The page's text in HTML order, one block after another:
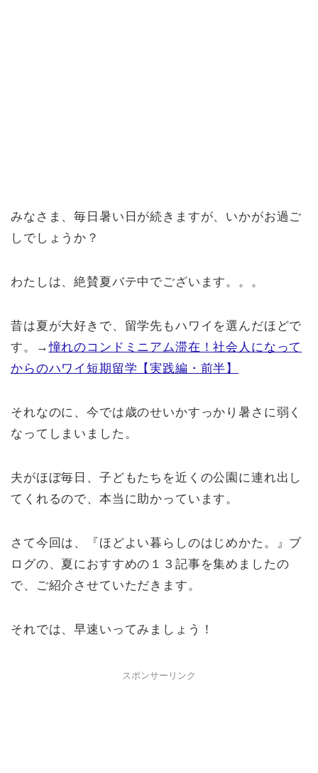
みなさま、毎日暑い日が続きますが、いかがお過ご
しでしょうか？
わたしは、絶賛夏バテ中でございます。。。
昔は夏が大好きで、留学先もハワイを選んだほどで
す。→憧れのコンドミニアム滞在！社会人になって
からのハワイ短期留学【実践編・前半】
それなのに、今では歳のせいかすっかり暑さに弱く
なってしまいました。
夫がほぼ毎日、子どもたちを近くの公園に連れ出し
てくれるので、本当に助かっています。
さて今回は、『ほどよい暮らしのはじめかた。』ブ
ログの、夏におすすめの１３記事を集めましたの
で、ご紹介させていただきます。
それでは、早速いってみましょう！
スポンサーリンク